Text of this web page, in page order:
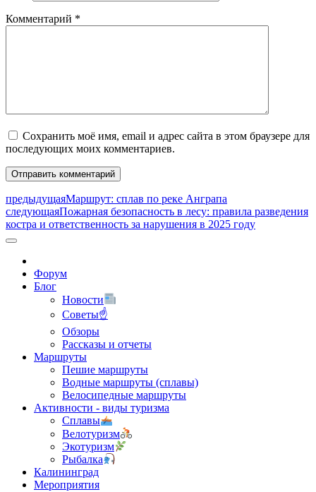
Комментарий *
Сохранить моё имя, email и адрес сайта в этом браузере для
последующих моих комментариев.
предыдущаяМаршрут: сплав по реке Анграпа
следующаяПожарная безопасность в лесу: правила разведения
костра и ответственность за нарушения в 2025 году
Форум
Блог
Новости
Советы☝
Обзоры
Рассказы и отчеты
Маршруты
Пешие маршруты
Водные маршруты (сплавы)
Велосипедные маршруты
Активности - виды туризма
Сплавы
Велотуризм
Экотуризм
Рыбалка
Калининград
Мероприятия